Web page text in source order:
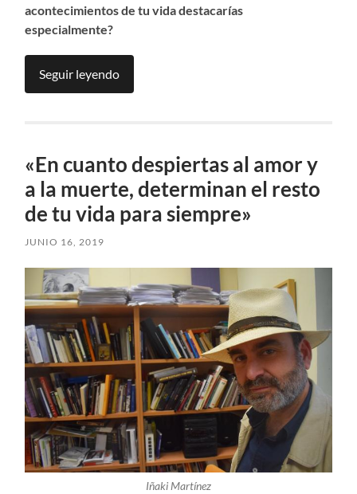
acontecimientos de tu vida destacarías
especialmente?
Seguir leyendo
«En cuanto despiertas al amor y
a la muerte, determinan el resto
de tu vida para siempre»
JUNIO 16, 2019
Iñaki Martínez